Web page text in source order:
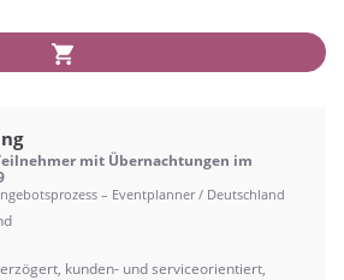
mit Übernachtungen im
– Eventplanner / Deutschland
kunden- und serviceorientiert,